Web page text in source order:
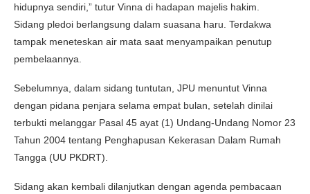
hidupnya sendiri,” tutur Vinna di hadapan majelis hakim.
Sidang pledoi berlangsung dalam suasana haru. Terdakwa
tampak meneteskan air mata saat menyampaikan penutup
pembelaannya.
Sebelumnya, dalam sidang tuntutan, JPU menuntut Vinna
dengan pidana penjara selama empat bulan, setelah dinilai
terbukti melanggar Pasal 45 ayat (1) Undang-Undang Nomor 23
Tahun 2004 tentang Penghapusan Kekerasan Dalam Rumah
Tangga (UU PKDRT).
Sidang akan kembali dilanjutkan dengan agenda pembacaan